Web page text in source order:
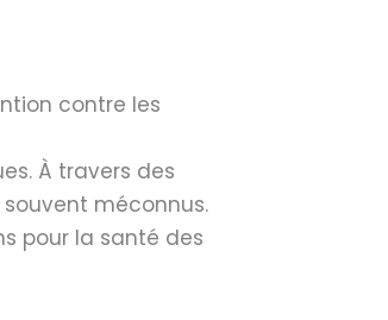
contre les
À travers des
méconnus.
pour la santé des